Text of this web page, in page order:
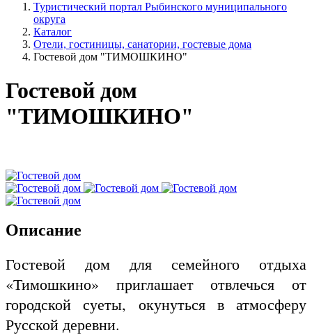
Туристический портал Рыбинского муниципального
округа
Каталог
Отели, гостиницы, санатории, гостевые дома
Гостевой дом "ТИМОШКИНО"
Гостевой дом
"ТИМОШКИНО"
Описание
Гостевой дом для семейного отдыха
«Тимошкино» приглашает отвлечься от
городской суеты, окунуться в атмосферу
Русской деревни.